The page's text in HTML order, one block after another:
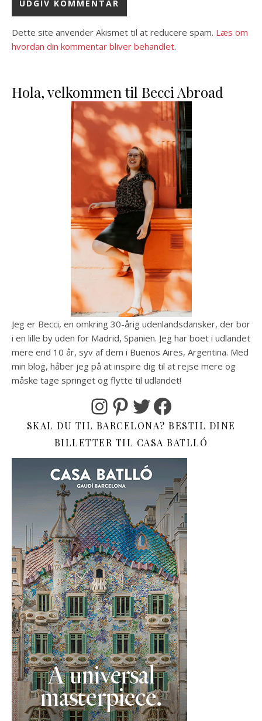
Dette site anvender Akismet til at reducere spam. Læs om
hvordan din kommentar bliver behandlet.
Hola, velkommen til Becci Abroad
Jeg er Becci, en omkring 30-årig udenlandsdansker, der bor
i en lille by uden for Madrid, Spanien. Jeg har boet i udlandet
mere end 10 år, syv af dem i Buenos Aires, Argentina. Med
min blog, håber jeg på at inspire dig til at rejse mere og
måske tage springet og flytte til udlandet!
InstagramPinterestTwitterFacebook
SKAL DU TIL BARCELONA? BESTIL DINE
BILLETTER TIL CASA BATLLÓ